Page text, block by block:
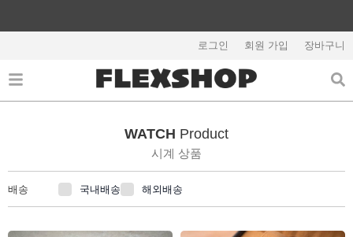
건
너
로그인 회원 가입 장바구니
WATCH Product
시계 상품
배송 국내배송 해외배송